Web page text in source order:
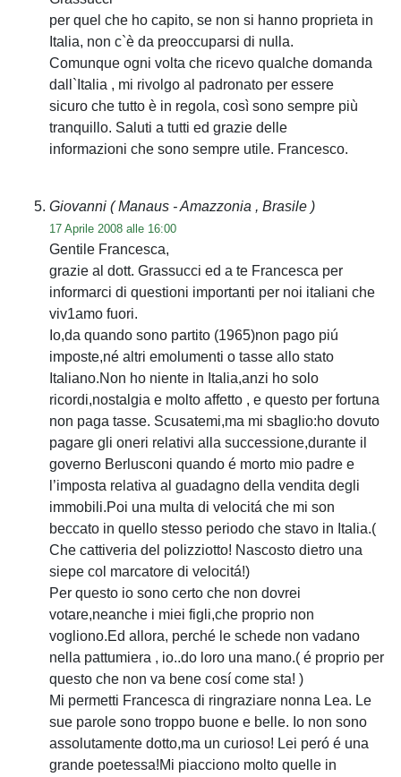
per quel che ho capito, se non si hanno proprieta in
Italia, non c`è da preoccuparsi di nulla.
Comunque ogni volta che ricevo qualche domanda
dall`Italia , mi rivolgo al padronato per essere
sicuro che tutto è in regola, così sono sempre più
tranquillo. Saluti a tutti ed grazie delle
informazioni che sono sempre utile. Francesco.
Giovanni ( Manaus - Amazzonia , Brasile )
17 Aprile 2008 alle 16:00
Gentile Francesca,
grazie al dott. Grassucci ed a te Francesca per
informarci di questioni importanti per noi italiani che
viv1amo fuori.
Io,da quando sono partito (1965)non pago piú
imposte,né altri emolumenti o tasse allo stato
Italiano.Non ho niente in Italia,anzi ho solo
ricordi,nostalgia e molto affetto , e questo per fortuna
non paga tasse. Scusatemi,ma mi sbaglio:ho dovuto
pagare gli oneri relativi alla successione,durante il
governo Berlusconi quando é morto mio padre e
l’imposta relativa al guadagno della vendita degli
immobili.Poi una multa di velocitá che mi son
beccato in quello stesso periodo che stavo in Italia.(
Che cattiveria del polizziotto! Nascosto dietro una
siepe col marcatore di velocitá!)
Per questo io sono certo che non dovrei
votare,neanche i miei figli,che proprio non
vogliono.Ed allora, perché le schede non vadano
nella pattumiera , io..do loro una mano.( é proprio per
questo che non va bene cosí come sta! )
Mi permetti Francesca di ringraziare nonna Lea. Le
sue parole sono troppo buone e belle. Io non sono
assolutamente dotto,ma un curioso! Lei peró é una
grande poetessa!Mi piacciono molto quelle in